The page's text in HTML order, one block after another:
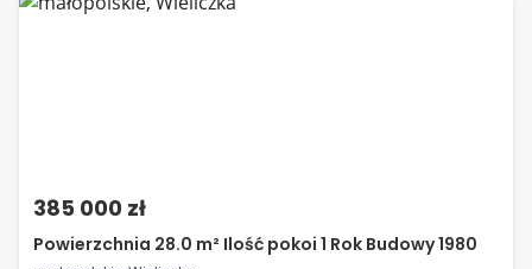
385 000 zł
Powierzchnia 28.0 m² Ilość pokoi 1 Rok Budowy 1980